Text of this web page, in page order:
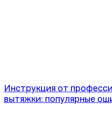
Инструкция от
вытяжки: популярные